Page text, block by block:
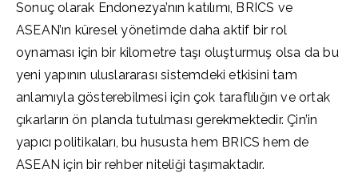
Sonuç olarak Endonezya’nın katılımı, BRICS ve
ASEAN’ın küresel yönetimde daha aktif bir rol
oynaması için bir kilometre taşı oluşturmuş olsa da bu
yeni yapının uluslararası sistemdeki etkisini tam
anlamıyla gösterebilmesi için çok taraflılığın ve ortak
çıkarların ön planda tutulması gerekmektedir. Çin’in
yapıcı politikaları, bu hususta hem BRICS hem de
ASEAN için bir rehber niteliği taşımaktadır.